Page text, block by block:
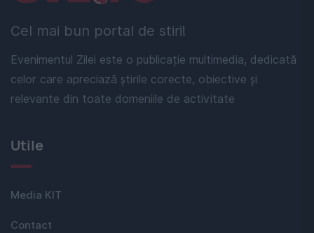
Cel mai bun portal de stiri!
Evenimentul Zilei este o publicație multimedia, dedicată
celor care apreciază știrile corecte, obiective și
relevante din toate domeniile de activitate
Utile
Media KIT
Contact